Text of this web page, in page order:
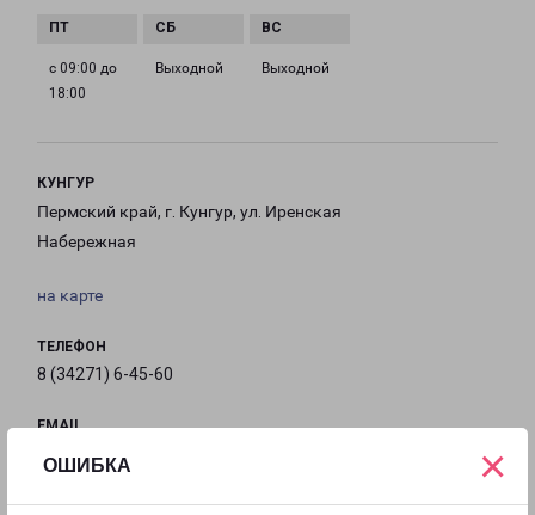
ОШИБКА ×
с 09:00 до
18:00
Выходной Выходной
КУНГУР
Пермский край, г. Кунгур, ул. Иренская
Набережная
на карте
ТЕЛЕФОН
8 (34271) 6-45-60
EMAIL
kungur-fr@pecom.ru
ГРАФИК РАБОТЫ